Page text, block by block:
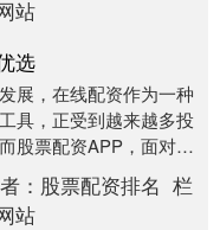
站
选
展，在线配资作为一种
具，正受到越来越多投
股票配资APP，面对市
台，如何辨别真伪、选
： 股票配资排名 栏
站